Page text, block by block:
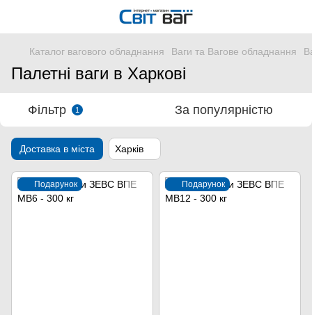
Каталог вагового обладнання Ваги та Вагове обладнання
Палетні ваги в Харкові
Фільтр 1 За популярністю
Доставка в міста Харків
Подарунок Подарунок